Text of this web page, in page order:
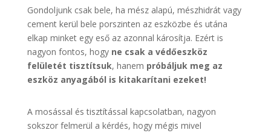
Gondoljunk csak bele, ha mész alapú, mészhidrát vagy
cement kerül bele porszinten az eszközbe és utána
elkap minket egy eső az azonnal károsítja. Ezért is
nagyon fontos, hogyne csak a védőeszköz
felületét tisztítsuk, hanem próbáljuk meg az
eszköz anyagából is kitakarítani ezeket!
A mosással és tisztítással kapcsolatban, nagyon
sokszor felmerül a kérdés, hogy mégis mivel